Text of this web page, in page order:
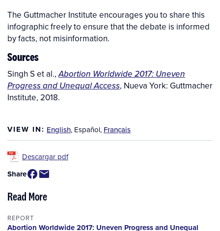
The Guttmacher Institute encourages you to share this
infographic freely to ensure that the debate is informed
by facts, not misinformation.
Sources
Singh S et al.,Abortion Worldwide 2017: Uneven
Progress and Unequal Access, Nueva York: Guttmacher
Institute, 2018.
VIEW IN: English, Español, Français
Descargar pdf
Share
Read More
REPORT
Abortion Worldwide 2017: Uneven Progress and Unequal